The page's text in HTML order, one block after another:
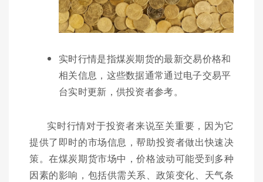
实时行情是指煤炭期货的最新交易价格和
相关信息，这些数据通常通过电子交易平
台实时更新，供投资者参考。
实时行情对于投资者来说至关重要，因为它
提供了即时的市场信息，帮助投资者做出快速决
策。在煤炭期货市场中，价格波动可能受到多种
因素的影响，包括供需关系、政策变化、天气条